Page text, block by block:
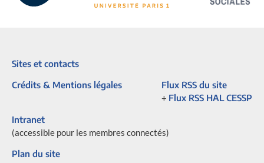
Sites et contacts
Crédits & Mentions légales
Flux RSS du site
+ Flux RSS HAL CESSP
Intranet
(accessible pour les membres connectés)
Plan du site